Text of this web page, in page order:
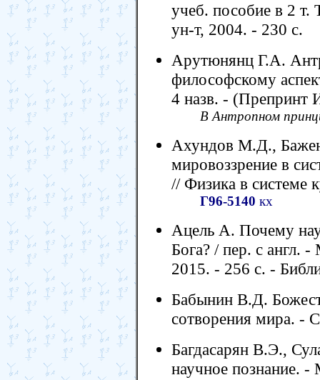
учеб. пособие в 2
ун-т, 2004. - 230 с.
Арутюнянц Г.А.
философскому
4 назв. -
В Антропном
Ахундов М.Д.,
мировоззрение в
// Физика в системе
Г96-5140 кх
Ацель А. Почему
Бога? / пер. с англ.
2015. - 256 с. -
Бабынин В.Д.
сотворения мира. -
Багдасарян В.Э.,
научное познание.